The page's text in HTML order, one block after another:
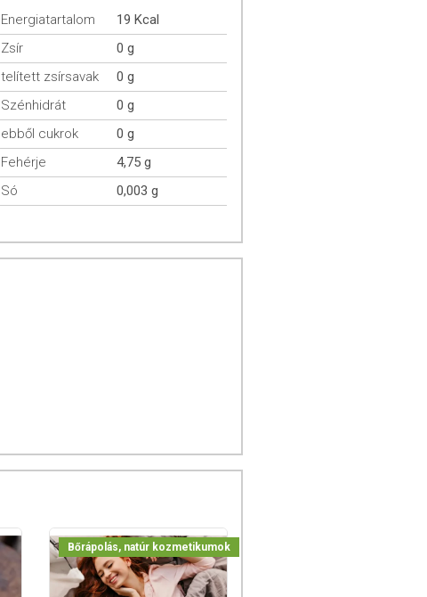
Energiatartalom
19 Kcal
Zsír
0 g
telített zsírsavak
0 g
Szénhidrát
0 g
ebből cukrok
0 g
Fehérje
4,75 g
Só
0,003 g
Bőrápolás, natúr kozmetikumok